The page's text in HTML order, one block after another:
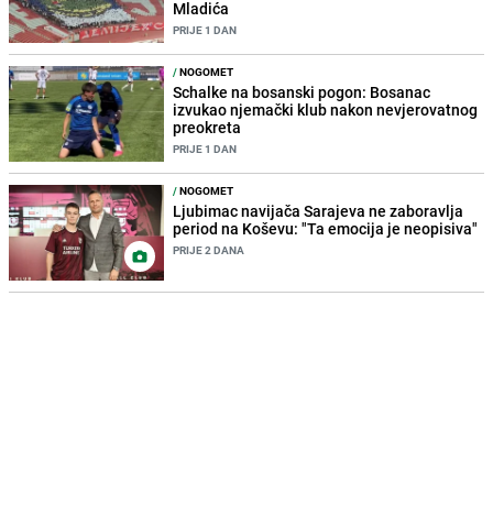
Mladića
PRIJE 1 DAN
/NOGOMET
Schalke na bosanski pogon: Bosanac
izvukao njemački klub nakon nevjerovatnog
preokreta
PRIJE 1 DAN
/NOGOMET
Ljubimac navijača Sarajeva ne zaboravlja
period na Koševu: "Ta emocija je neopisiva"
PRIJE 2 DANA